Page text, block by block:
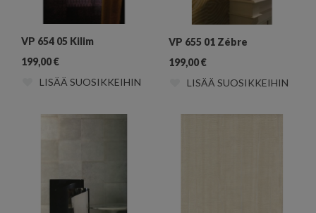
VP 654 05 Kilim
199,00€
LISÄÄ SUOSIKKEIHIN
VP 655 01 Zébre
199,00€
LISÄÄ SUOSIKKEIHIN